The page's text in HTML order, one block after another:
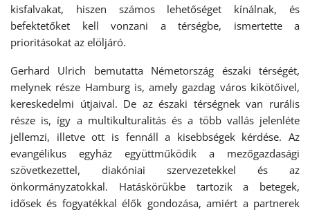
kisfalvakat, hiszen számos lehetőséget kínálnak, és
befektetőket kell vonzani a térségbe, ismertette a
prioritásokat az elöljáró.
Gerhard Ulrich bemutatta Németország északi térségét,
melynek része Hamburg is, amely gazdag város kikötőivel,
kereskedelmi útjaival. De az északi térségnek van rurális
része is, így a multikulturalitás és a több vallás jelenléte
jellemzi, illetve ott is fennáll a kisebbségek kérdése. Az
evangélikus egyház együttműködik a mezőgazdasági
szövetkezettel, diakóniai szervezetekkel és az
önkormányzatokkal. Hatáskörükbe tartozik a betegek,
idősek és fogyatékkal élők gondozása, amiért a partnerek